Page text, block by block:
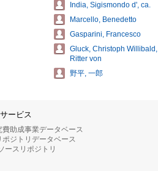
India, Sigismondo d', ca.
Marcello, Benedetto
Gasparini, Francesco
Gluck, Christoph Willibald,
Ritter von
野平, 一郎
ービス
費助成事業データベース
ポジトリデータベース
ースリポジトリ